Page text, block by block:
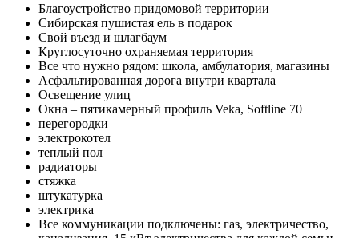
Благоустройство придомовой территории
Сибирская пушистая ель в подарок
Свой въезд и шлагбаум
Круглосуточно охраняемая территория
Все что нужно рядом: школа, амбулатория, магазины
Асфальтированная дорога внутри квартала
Освещение улиц
Окна – пятикамерный профиль Veka, Softline 70
перегородки
электрокотел
теплый пол
радиаторы
стяжка
штукатурка
электрика
Все коммуникации подключены: газ, электричество,